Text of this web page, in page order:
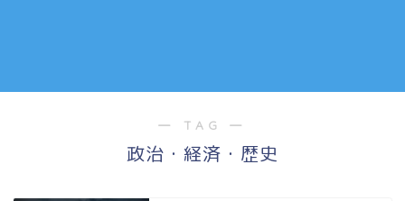
― TAG ―
政治・経済・歴史